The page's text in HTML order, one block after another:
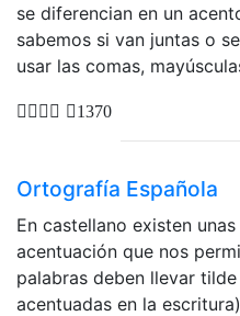
se diferencian en un
sabemos si van juntas o
usar las comas,
1370
Ortografía Española
En castellano existen
acentuación que nos
palabras deben llevar
acentuadas en la